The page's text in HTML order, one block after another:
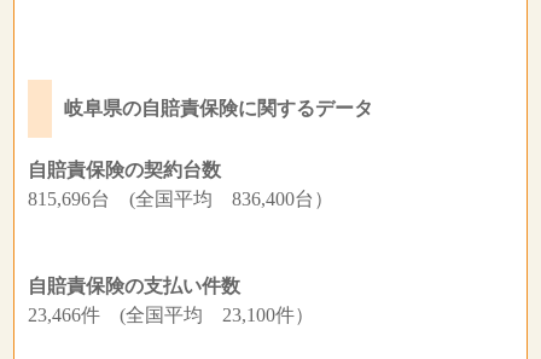
岐阜県の自賠責保険に関するデータ
自賠責保険の契約台数
815,696台 (全国平均 836,400台）
自賠責保険の支払い件数
23,466件 (全国平均 23,100件）